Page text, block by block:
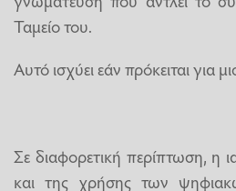
Ταμείο του.
Αυτό ισχύει εάν πρόκειται για
Σε διαφορετική περίπτωση, η
και της χρήσης των